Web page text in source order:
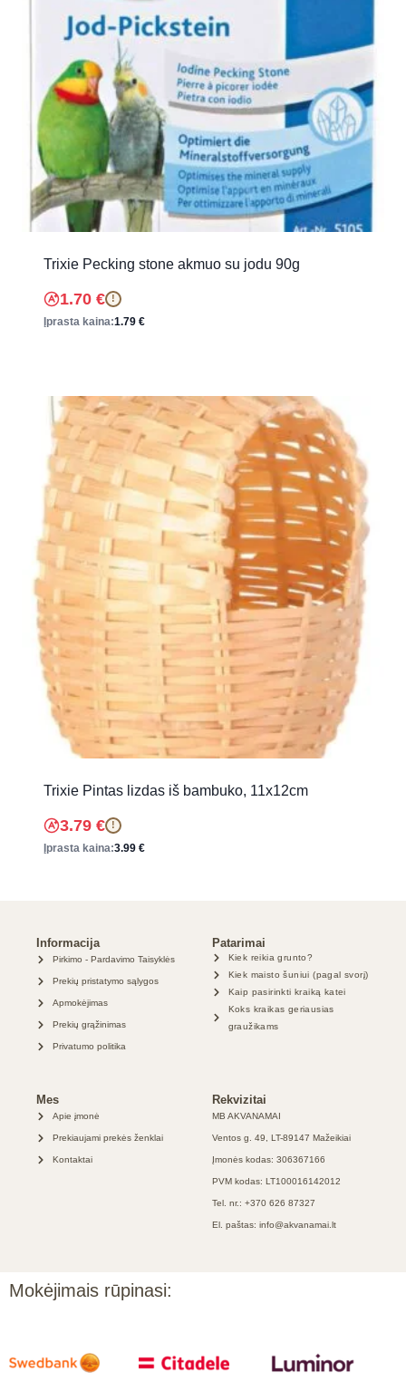
Trixie Pecking stone akmuo su jodu 90g
1.70 € !
Įprasta kaina:1.79 €
Trixie Pintas lizdas iš bambuko, 11x12cm
3.79 € !
Įprasta kaina:3.99 €
Informacija
Pirkimo - Pardavimo Taisyklės
Prekių pristatymo sąlygos
Apmokėjimas
Prekių grąžinimas
Privatumo politika
Patarimai
Kiek reikia grunto?
Kiek maisto šuniui (pagal svorį)
Kaip pasirinkti kraiką katei
Koks kraikas geriausias
graužikams
Mes
Apie įmonė
Prekiaujami prekės ženklai
Kontaktai
Rekvizitai
MB AKVANAMAI
Ventos g. 49, LT-89147 Mažeikiai
Įmonės kodas: 306367166
PVM kodas: LT100016142012
Tel. nr.: +370 626 87327
El. paštas: info@akvanamai.lt
Mokėjimais rūpinasi: